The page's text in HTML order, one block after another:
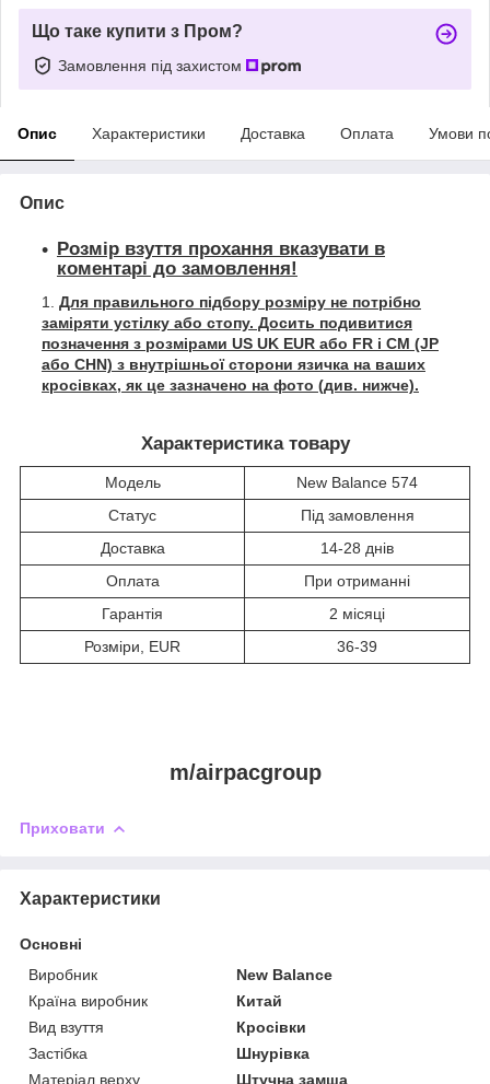
Що таке купити з Пром?
Замовлення під захистом
Опис Характеристики Доставка Оплата Умови
Опис
Розмір взуття прохання вказувати в
коментарі до замовлення!
Для правильного підбору розміру не потрібно
заміряти устілку або стопу. Досить подивитися
позначення з розмірами US UK EUR або FR і СМ (JP
або CHN) з внутрішньої сторони язичка на ваших
кросівках, як це зазначено на фото (див. нижче).
Характеристика товару
Модель
New Balance 574
Статус
Під замовлення
Доставка
14-28 днів
Оплата
При отриманні
Гарантія
2 місяці
Розміри, EUR
36-39
m/airpacgroup
Приховати
Характеристики
Основні
Виробник
New Balance
Країна виробник
Китай
Вид взуття
Кросівки
Застібка
Шнурівка
Матеріал верху
Штучна замша